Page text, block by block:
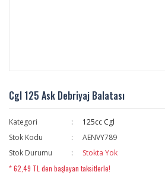
Cgl 125 Ask Debriyaj Balatası
Kategori
125cc Cgl
Stok Kodu
AENVY789
Stok Durumu
Stokta Yok
* 62,49 TL den başlayan taksitlerle!